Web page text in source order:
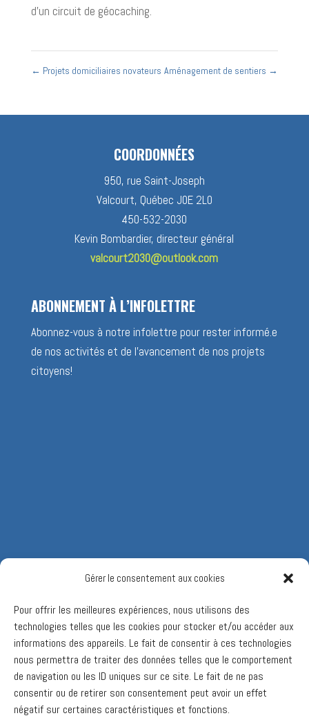
Gérer le consentement aux cookies
Pour offrir les meilleures expériences, nous utilisons des
technologies telles que les cookies pour stocker et/ou accéder aux
informations des appareils. Le fait de consentir à ces technologies
nous permettra de traiter des données telles que le comportement
de navigation ou les ID uniques sur ce site. Le fait de ne pas
consentir ou de retirer son consentement peut avoir un effet
négatif sur certaines caractéristiques et fonctions.
d’un circuit de géocaching.
← Projets domiciliaires novateurs Aménagement de sentiers →
COORDONNÉES
950, rue Saint-Joseph
Valcourt, Québec J0E 2L0
450-532-2030
Kevin Bombardier, directeur général
valcourt2030@outlook.com
ABONNEMENT À L’INFOLETTRE
Abonnez-vous à notre infolettre pour rester informé.e
de nos activités et de l’avancement de nos projets
citoyens!